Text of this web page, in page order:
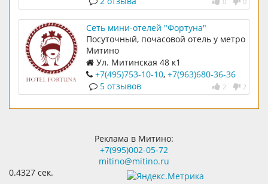
Сеть мини-отелей "Фортуна"
Посуточный, почасовой отель у метро
Митино
Ул. Митинская 48 к1
+7(495)753-10-10, +7(963)680-36-36
2 2
5 отзывов
Реклама в Митино:
+7(995)002-05-72
mitino@mitino.ru
0.4327 сек.